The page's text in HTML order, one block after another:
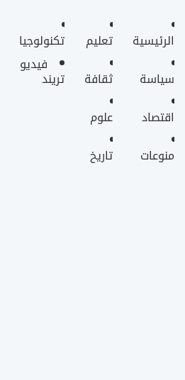
الرئيسية
سياسة
اقتصاد
منوعات
تعليم
ثقافة
علوم
تاريخ
تكنولوجيا
فيديو
تريند